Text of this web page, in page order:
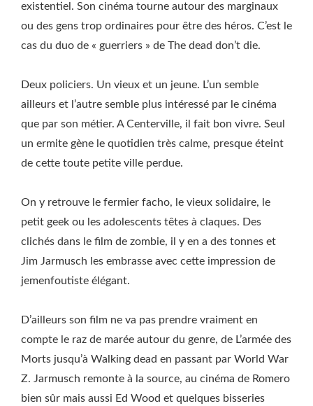
existentiel. Son cinéma tourne autour des marginaux
ou des gens trop ordinaires pour être des héros. C’est le
cas du duo de « guerriers » de The dead don’t die.
Deux policiers. Un vieux et un jeune. L’un semble
ailleurs et l’autre semble plus intéressé par le cinéma
que par son métier. A Centerville, il fait bon vivre. Seul
un ermite gène le quotidien très calme, presque éteint
de cette toute petite ville perdue.
On y retrouve le fermier facho, le vieux solidaire, le
petit geek ou les adolescents têtes à claques. Des
clichés dans le film de zombie, il y en a des tonnes et
Jim Jarmusch les embrasse avec cette impression de
jemenfoutiste élégant.
D’ailleurs son film ne va pas prendre vraiment en
compte le raz de marée autour du genre, de L’armée des
Morts jusqu’à Walking dead en passant par World War
Z. Jarmusch remonte à la source, au cinéma de Romero
bien sûr mais aussi Ed Wood et quelques bisseries